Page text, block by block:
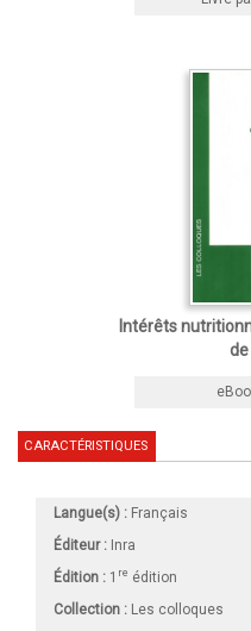
Intérêts
CARACTÉRISTIQUES
Langue(s) : Français
Éditeur : Inra
Édition : 1 re édition
Collection : Les colloques